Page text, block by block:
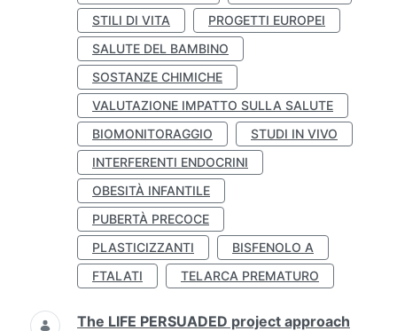
STILI DI VITA
PROGETTI EUROPEI
SALUTE DEL BAMBINO
SOSTANZE CHIMICHE
VALUTAZIONE IMPATTO SULLA SALUTE
BIOMONITORAGGIO
STUDI IN VIVO
INTERFERENTI ENDOCRINI
OBESITÀ INFANTILE
PUBERTÀ PRECOCE
PLASTICIZZANTI
BISFENOLO A
FTALATI
TELARCA PREMATURO
The LIFE PERSUADED project approach